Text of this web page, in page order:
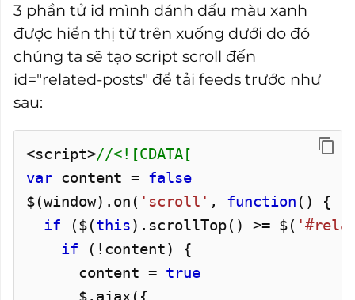
3 phần tử id mình đánh dấu màu xanh
được hiển thị từ trên xuống dưới do đó
chúng ta sẽ tạo script scroll đến
id="related-posts" để tải feeds trước như
sau:
<script>//<![CDATA[
var content = false
$(window). on ( 'scroll' , function () {
if ($(this). scrollTop() >= $(
if (!content) {
content = true
$. ajax ({